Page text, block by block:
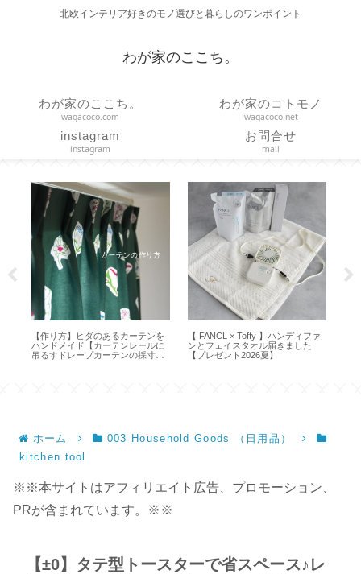
北欧インテリア好きのモノ選びと暮らしのワンポイント
わが家のここち。
わが家のここち。
wagacoco.com
わが家のコトモノ
wagacoco.net
instagram
instagram
お問合せ
mail
【作り方】ヒダのあるカーテンを
ハンドメイド【カーテンレールに
吊るすドレープカーテンの採寸・
【 FANCL × Toffy 】ハンディファ
ンとフェイスタオル届きました
【プレゼント2026夏】
ホーム
003 Household Goods （日用品）
kitchen tool
※※本サイトはアフィリエイト広告、プロモーション、
PRが含まれています。※※
【±0】タテ型トースターで省スペース♪レ